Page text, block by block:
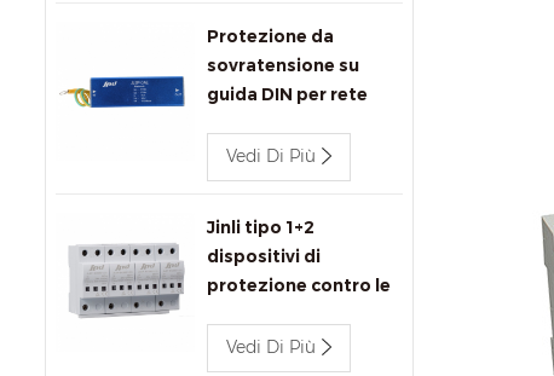
Protezione da
sovratensione su
guida DIN per rete
1000Mbps
Vedi Di Più
Jinli tipo 1+2
dispositivi di
protezione contro le
Vedi Di Più